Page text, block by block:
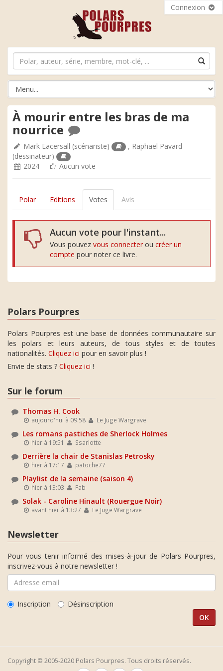
Connexion
À mourir entre les bras de ma
nourrice
Mark Eacersall (scénariste) , Raphaël Pavard
(dessinateur)
2024
Aucun vote
Polar Editions Votes Avis
Aucun vote pour l'instant...
Vous pouvez vous connecter ou créer un
compte pour noter ce livre.
Polars Pourpres
Polars Pourpres est une base de données communautaire sur
les polars et leurs auteurs, de tous styles et de toutes
nationalités. Cliquez ici pour en savoir plus !
Envie de stats ? Cliquez ici !
Sur le forum
Thomas H. Cook
aujourd'hui à 09:58 Le Juge Wargrave
Les romans pastiches de Sherlock Holmes
hier à 19:51 Ssarlotte
Derrière la chair de Stanislas Petrosky
hier à 17:17 patoche77
Playlist de la semaine (saison 4)
hier à 13:03 Fab
Solak - Caroline Hinault (Rouergue Noir)
avant hier à 13:27 Le Juge Wargrave
Newsletter
Pour vous tenir informé des mises-à-jour de Polars Pourpres,
inscrivez-vous à notre newsletter !
Inscription Désinscription
Copyright © 2005-2020 Polars Pourpres. Tous droits réservés.